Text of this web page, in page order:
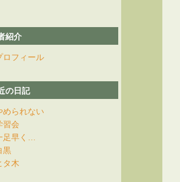
紹介
ロフィール
の日記
められない
習会
足早く…
黒
タ木